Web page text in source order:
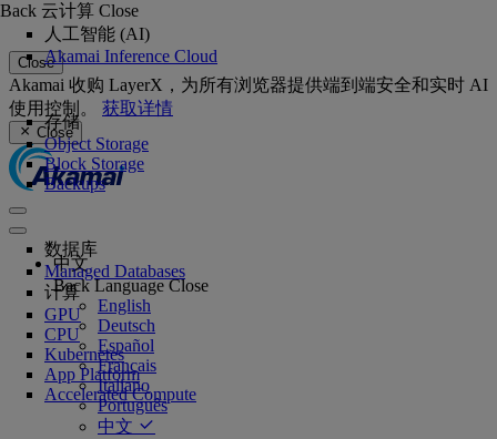
Close
Akamai 收购 LayerX，为所有浏览器提供端到端安全和实时 AI
使用控制。 获取详情
Close
中文
Back Language Close
English
Deutsch
Español
Français
Italiano
Português
中文
Back 云计算 Close
人工智能 (AI)
Akamai Inference Cloud
存储
Object Storage
Block Storage
Backups
数据库
Managed Databases
计算
GPU
CPU
Kubernetes
App Platform
Accelerated Compute